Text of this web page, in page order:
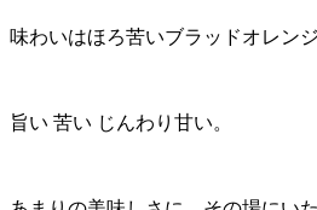
味わいはほろ苦いブラッドオレン
旨い 苦い じんわり甘い。